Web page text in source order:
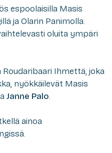
espoolaisilla Masis
ja Olarin Panimolla.
oluita ympäri
Ihmettä, joka
nyökkäilevät Masis
Janne Palo.
ainoa